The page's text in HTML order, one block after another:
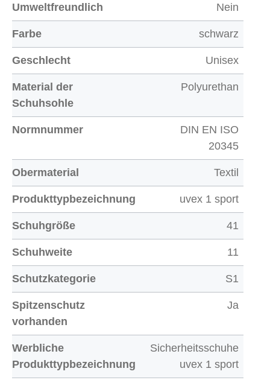
Umweltfreundlich Nein
Farbe schwarz
Geschlecht Unisex
Material der
Schuhsohle
Polyurethan
Normnummer
DIN EN ISO
20345
Obermaterial Textil
Produkttypbezeichnung uvex 1 sport
Schuhgröße 41
Schuhweite 11
Schutzkategorie S1
Spitzenschutz
vorhanden
Ja
Werbliche
Produkttypbezeichnung
Sicherheitsschuhe
uvex 1 sport